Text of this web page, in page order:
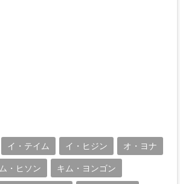
イ・テイム イ・ヒジン オ・ヨナ
・ヒソン キム・ヨンゴン